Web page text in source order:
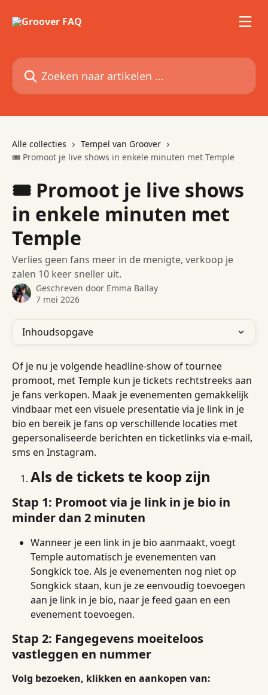
Zoeken naar artikelen ...
Alle collecties
Tempel van Groover
🎟 Promoot je live shows in enkele minuten met Temple
🎟 Promoot je live shows
in enkele minuten met
Temple
Verlies geen fans meer in de menigte, verkoop je
zalen 10 keer sneller uit.
Geschreven door Emma Ballay
7 mei 2026
Inhoudsopgave
Of je nu je volgende headline-show of tournee
promoot, met Temple kun je tickets rechtstreeks aan
je fans verkopen. Maak je evenementen gemakkelijk
vindbaar met een visuele presentatie via je link in je
bio en bereik je fans op verschillende locaties met
gepersonaliseerde berichten en ticketlinks via e-mail,
sms en Instagram.
Als de tickets te koop zijn
Stap 1: Promoot via je link in je bio in
minder dan 2 minuten
Wanneer je een link in je bio aanmaakt, voegt
Temple automatisch je evenementen van
Songkick toe. Als je evenementen nog niet op
Songkick staan, kun je ze eenvoudig toevoegen
aan je link in je bio, naar je feed gaan en een
evenement toevoegen.
Stap 2: Fangegevens moeiteloos
vastleggen en nummer
Volg bezoeken, klikken en aankopen van: